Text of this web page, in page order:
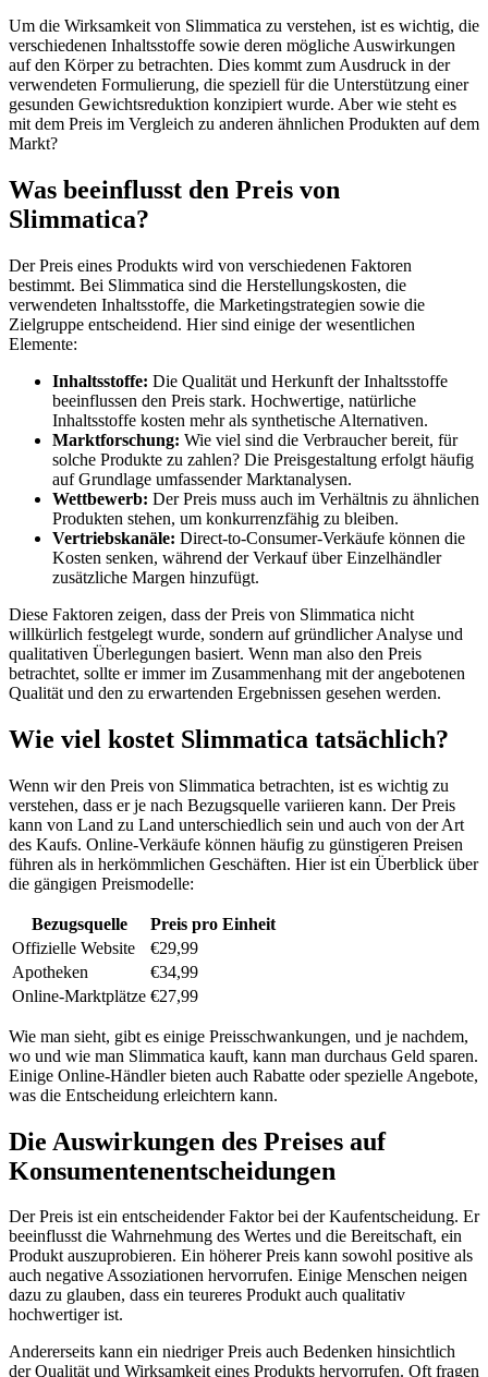
Um die Wirksamkeit von Slimmatica zu verstehen, ist es wichtig, die
verschiedenen Inhaltsstoffe sowie deren mögliche Auswirkungen
auf den Körper zu betrachten. Dies kommt zum Ausdruck in der
verwendeten Formulierung, die speziell für die Unterstützung einer
gesunden Gewichtsreduktion konzipiert wurde. Aber wie steht es
mit dem Preis im Vergleich zu anderen ähnlichen Produkten auf dem
Markt?
Was beeinflusst den Preis von
Slimmatica?
Der Preis eines Produkts wird von verschiedenen Faktoren
bestimmt. Bei Slimmatica sind die Herstellungskosten, die
verwendeten Inhaltsstoffe, die Marketingstrategien sowie die
Zielgruppe entscheidend. Hier sind einige der wesentlichen
Elemente:
Inhaltsstoffe: Die Qualität und Herkunft der Inhaltsstoffe
beeinflussen den Preis stark. Hochwertige, natürliche
Inhaltsstoffe kosten mehr als synthetische Alternativen.
Marktforschung: Wie viel sind die Verbraucher bereit, für
solche Produkte zu zahlen? Die Preisgestaltung erfolgt häufig
auf Grundlage umfassender Marktanalysen.
Wettbewerb: Der Preis muss auch im Verhältnis zu ähnlichen
Produkten stehen, um konkurrenzfähig zu bleiben.
Vertriebskanäle: Direct-to-Consumer-Verkäufe können die
Kosten senken, während der Verkauf über Einzelhändler
zusätzliche Margen hinzufügt.
Diese Faktoren zeigen, dass der Preis von Slimmatica nicht
willkürlich festgelegt wurde, sondern auf gründlicher Analyse und
qualitativen Überlegungen basiert. Wenn man also den Preis
betrachtet, sollte er immer im Zusammenhang mit der angebotenen
Qualität und den zu erwartenden Ergebnissen gesehen werden.
Wie viel kostet Slimmatica tatsächlich?
Wenn wir den Preis von Slimmatica betrachten, ist es wichtig zu
verstehen, dass er je nach Bezugsquelle variieren kann. Der Preis
kann von Land zu Land unterschiedlich sein und auch von der Art
des Kaufs. Online-Verkäufe können häufig zu günstigeren Preisen
führen als in herkömmlichen Geschäften. Hier ist ein Überblick über
die gängigen Preismodelle:
Bezugsquelle
Preis pro Einheit
Offizielle Website
€29,99
Apotheken
€34,99
Online-Marktplätze €27,99
Wie man sieht, gibt es einige Preisschwankungen, und je nachdem,
wo und wie man Slimmatica kauft, kann man durchaus Geld sparen.
Einige Online-Händler bieten auch Rabatte oder spezielle Angebote,
was die Entscheidung erleichtern kann.
Die Auswirkungen des Preises auf
Konsumentenentscheidungen
Der Preis ist ein entscheidender Faktor bei der Kaufentscheidung. Er
beeinflusst die Wahrnehmung des Wertes und die Bereitschaft, ein
Produkt auszuprobieren. Ein höherer Preis kann sowohl positive als
auch negative Assoziationen hervorrufen. Einige Menschen neigen
dazu zu glauben, dass ein teureres Produkt auch qualitativ
hochwertiger ist.
Andererseits kann ein niedriger Preis auch Bedenken hinsichtlich
der Qualität und Wirksamkeit eines Produkts hervorrufen. Oft fragen